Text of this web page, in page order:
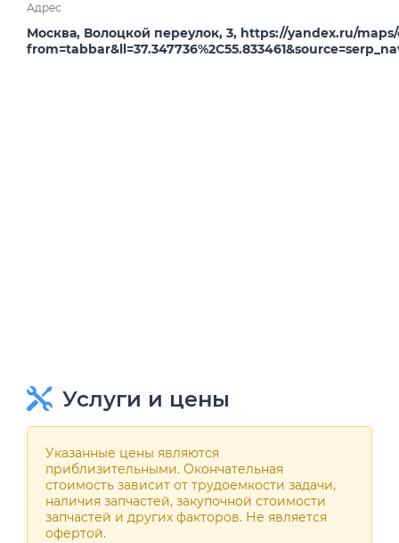
Адрес
Москва, Волоцкой переулок, 3, https://yandex.ru/
Услуги и цены
Указанные цены являются
приблизительными. Окончательная
стоимость зависит от трудоемкости задачи,
наличия запчастей, закупочной стоимости
запчастей и других факторов. Не является
офертой.